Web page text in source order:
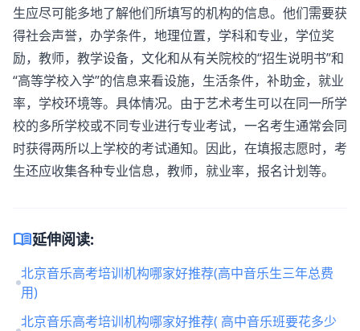
生应尽可能多地了解他们所填写的机构的信息。他们需要获
得社会声誉，办学条件，地理位置，学科和专业，学位奖
励，教师，教学设备，文化和从有关院校的“招生说明书”和
“高等学校入学”的信息来看设施，生活条件，补助金，就业
率，学校环境等。具体情况。由于艺术考生可以在同一所学
校的多所学校或不同专业进行专业考试，一名考生通常会同
时获得两所以上学校的考试通知。因此，在填报志愿时，考
生还应收集各种专业信息，教师，就业率，报名计划等。
menu_book延伸阅读:
北京音乐高考培训机构哪家好推荐(高中音乐生三年总费
用)
北京音乐高考培训机构哪家好推荐( 高中音乐班要花多少